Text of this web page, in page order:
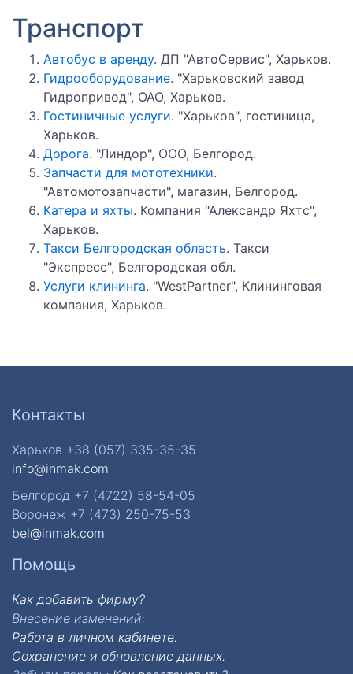
Транспорт
Автобус в аренду. ДП "АвтоСервис", Харьков.
Гидрооборудование. "Харьковский завод
Гидропривод", ОАО, Харьков.
Гостиничные услуги. "Харьков", гостиница,
Харьков.
Дорога. "Линдор", ООО, Белгород.
Запчасти для мототехники.
"Автомотозапчасти", магазин, Белгород.
Катера и яхты. Компания "Александр Яхтс",
Харьков.
Такси Белгородская область. Такси
"Экспресс", Белгородская обл.
Услуги клининга. "WestPartner", Клининговая
компания, Харьков.
Контакты
Харьков +38 (057) 335-35-35
info@inmak.com
Белгород +7 (4722) 58-54-05
Воронеж +7 (473) 250-75-53
bel@inmak.com
Помощь
Как добавить фирму?
Внесение изменений:
Работа в личном кабинете.
Сохранение и обновление данных.